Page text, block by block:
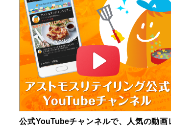
公式YouTubeチャンネルで、人気の動画